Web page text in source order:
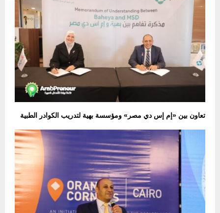
تعاون بين «إم إس دي مصر» ومؤسسة بهية لتدريب الكوادر الطبية